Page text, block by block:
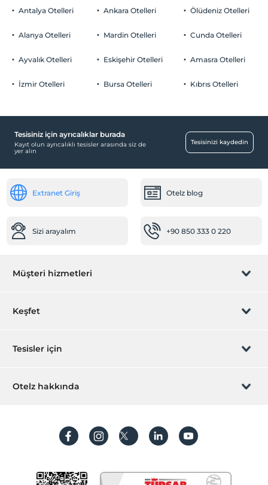
Antalya Otelleri
Alanya Otelleri
Ayvalık Otelleri
İzmir Otelleri
Ankara Otelleri
Mardin Otelleri
Eskişehir Otelleri
Bursa Otelleri
Ölüdeniz Otelleri
Cunda Otelleri
Amasra Otelleri
Kıbrıs Otelleri
Tesisiniz için ayrıcalıklar burada
Kayıt olun ayrıcalıklı tesisler arasında siz de
yer alın
Tesisinizi kaydedin
Extranet Giriş Otelz blog
Sizi arayalım +90 850 333 0 220
Müşteri hizmetleri
Rezervasyon yönet
Sıkça sorulan sorular
Keşfet
Hediye Kart
Hesap oluştur
Tesisler için
Hemen tesisinizi ekleyin
Otelz hakkında
Koşullar ve şartlar